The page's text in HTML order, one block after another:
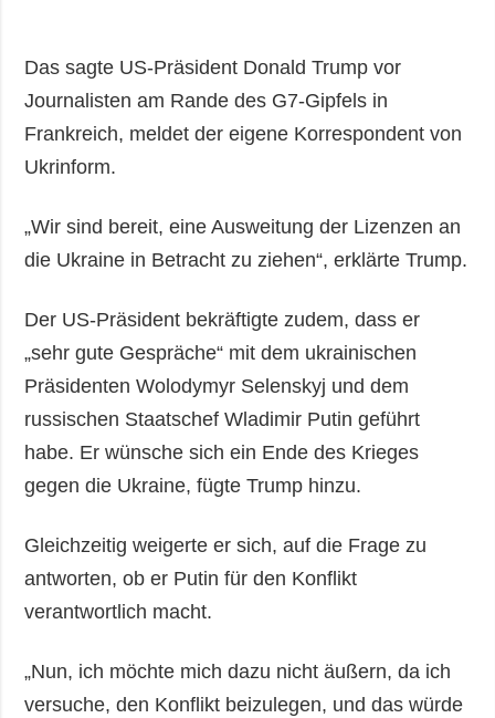
Das sagte US-Präsident Donald Trump vor
Journalisten am Rande des G7-Gipfels in
Frankreich, meldet der eigene Korrespondent von
Ukrinform.
„Wir sind bereit, eine Ausweitung der Lizenzen an
die Ukraine in Betracht zu ziehen“, erklärte Trump.
Der US-Präsident bekräftigte zudem, dass er
„sehr gute Gespräche“ mit dem ukrainischen
Präsidenten Wolodymyr Selenskyj und dem
russischen Staatschef Wladimir Putin geführt
habe. Er wünsche sich ein Ende des Krieges
gegen die Ukraine, fügte Trump hinzu.
Gleichzeitig weigerte er sich, auf die Frage zu
antworten, ob er Putin für den Konflikt
verantwortlich macht.
„Nun, ich möchte mich dazu nicht äußern, da ich
versuche, den Konflikt beizulegen, und das würde